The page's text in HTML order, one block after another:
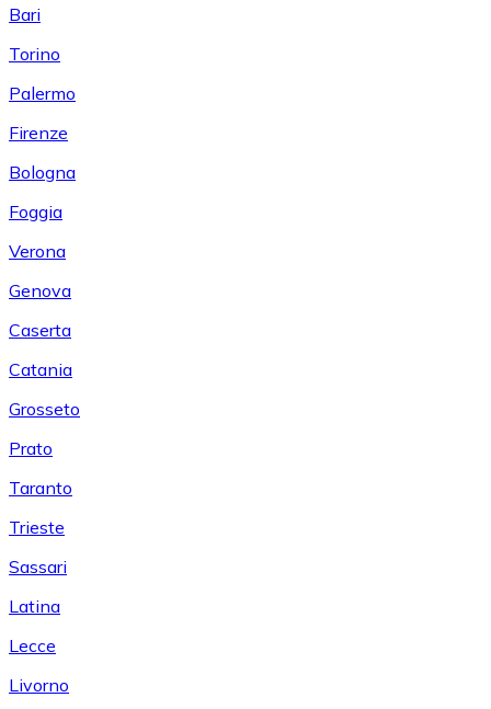
Bari
Torino
Palermo
Firenze
Bologna
Foggia
Verona
Genova
Caserta
Catania
Grosseto
Prato
Taranto
Trieste
Sassari
Latina
Lecce
Livorno